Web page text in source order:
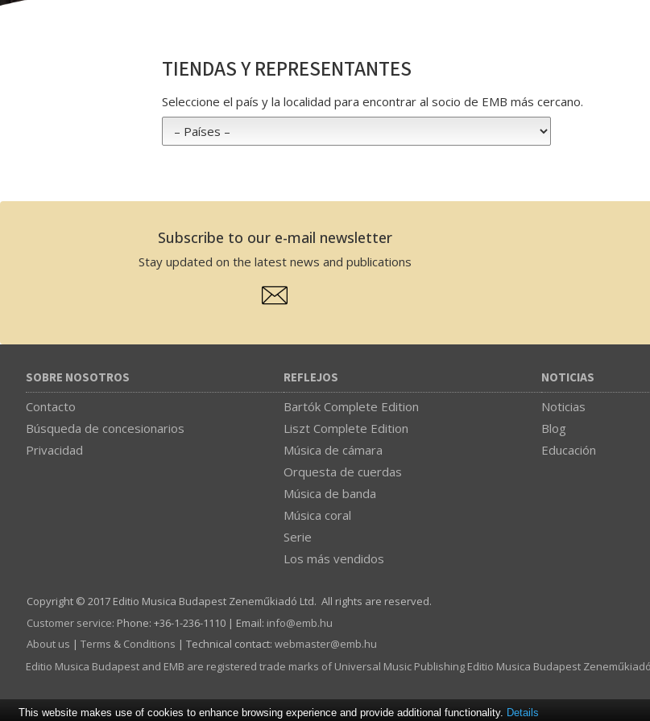
TIENDAS Y REPRESENTANTES
Seleccione el país y la localidad para encontrar al socio de EMB más cercano.
Subscribe to our e-mail newsletter
Stay updated on the latest news and publications
SOBRE NOSOTROS
Contacto
Búsqueda de concesionarios
Privacidad
REFLEJOS
Bartók Complete Edition
Liszt Complete Edition
Música de cámara
Orquesta de cuerdas
Música de banda
Música coral
Serie
Los más vendidos
NOTICIAS
Noticias
Blog
Educación
Copyright © 2017 Editio Musica Budapest Zeneműkiadó Ltd. All rights are reserved.
Customer service: Phone: +36-1-236-1110 | Email: info­@­emb.hu
About us | Terms & Conditions | Technical contact: webmaster­@­emb.hu
Editio Musica Budapest and EMB are registered trade marks of Universal Music Publishing Editio Musica Budapest
This website makes use of cookies to enhance browsing experience and provide additional functionality. Details